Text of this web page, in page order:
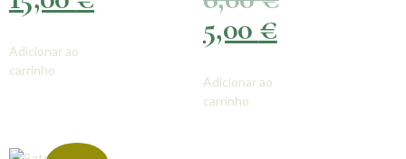
Adicionar ao
carrinho
5,00 €
Adicionar ao
carrinho